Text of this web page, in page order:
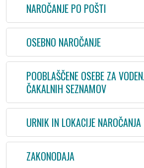
NAROČANJE PO POŠTI
OSEBNO NAROČANJE
POOBLAŠČENE OSEBE ZA
ČAKALNIH SEZNAMOV
URNIK IN LOKACIJE NAROČANJA
ZAKONODAJA